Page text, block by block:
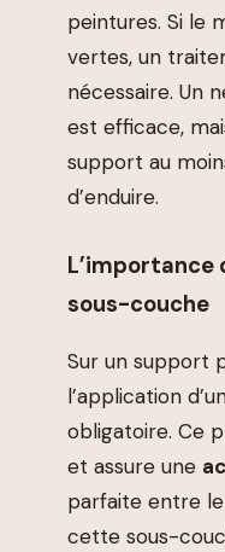
peintures. Si le
vertes, un
nécessaire. Un
est efficace,
support au
d’enduire.
L’importance
sous-couche
Sur un support
l’application
obligatoire. Ce
et assure une
parfaite entre
cette sous-